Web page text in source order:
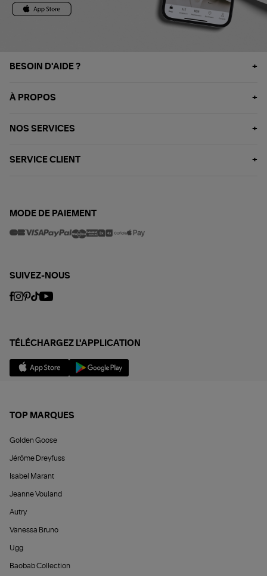
BESOIN D'AIDE ?
À PROPOS
NOS SERVICES
SERVICE CLIENT
MODE DE PAIEMENT
SUIVEZ-NOUS
TÉLÉCHARGEZ L'APPLICATION
TOP MARQUES
Golden Goose
Jérôme Dreyfuss
Isabel Marant
Jeanne Vouland
Autry
Vanessa Bruno
Ugg
Baobab Collection